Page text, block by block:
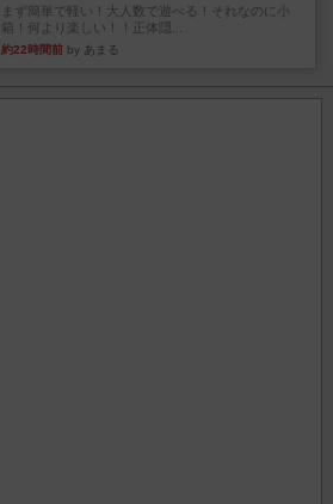
まず簡単で軽い！大人数で遊べる！それなのに小
箱！何より楽しい！！正体隠...
約22時間前 by あまる